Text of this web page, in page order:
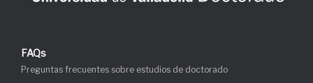
FAQs
Preguntas frecuentes sobre estudios de doctorado